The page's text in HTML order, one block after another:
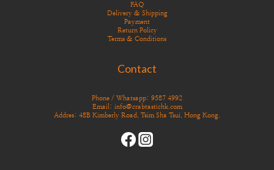
FAQ
Delivery & Shipping
Payment
Return Policy
Terms & Conditions
Contact
Phone / Whatsapp: 9587 4992
Email: info@crabtastichk.com
Addres: 48B Kimberly Road, Tsim Sha Tsui, Hong Kong.